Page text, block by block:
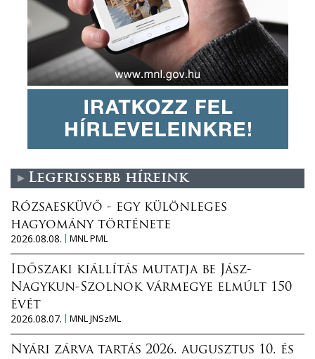
Legfrissebb híreink
Rózsaesküvő - egy különleges
hagyomány története
2026.08.08.
MNL PML
Időszaki kiállítás mutatja be Jász-
Nagykun-Szolnok vármegye elmúlt 150
évét
2026.08.07.
MNL JNSzML
Nyári zárva tartás 2026. augusztus 10. és